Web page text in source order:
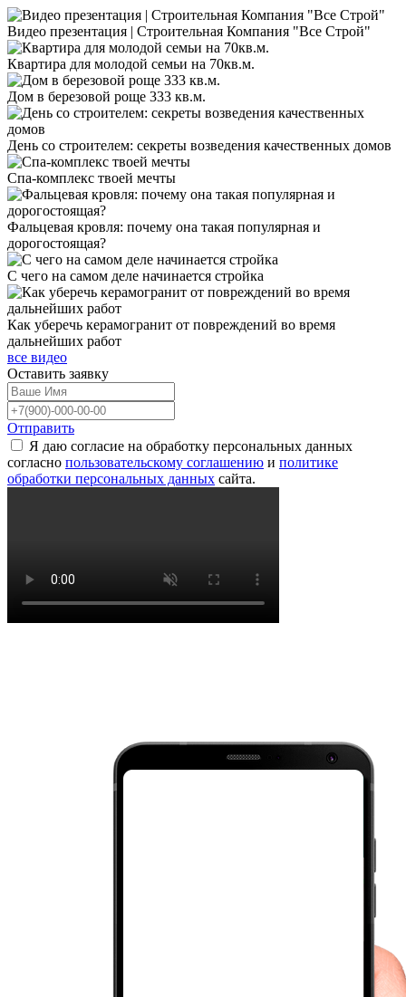
Видео презентация | Строительная Компания "Все Строй"
Квартира для молодой семьи на 70кв.м.
Дом в березовой роще 333 кв.м.
День со строителем: секреты возведения качественных домов
Спа-комплекс твоей мечты
Фальцевая кровля: почему она такая популярная и
дорогостоящая?
С чего на самом деле начинается стройка
Как уберечь керамогранит от повреждений во время
дальнейших работ
все видео
Оставить заявку
Отправить
Я даю согласие на обработку персональных данных
согласно пользовательскому соглашению и политике
обработки персональных данных сайта.